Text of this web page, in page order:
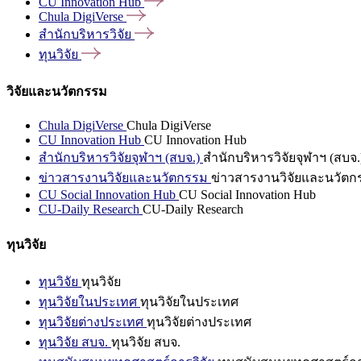
Chula DigiVerse
สำนักบริหารวิจัย
ทุนวิจัย
วิจัยและนวัตกรรม
Chula DigiVerse Chula DigiVerse
CU Innovation Hub CU Innovation Hub
สำนักบริหารวิจัยจุฬาฯ (สบจ.) สำนักบริหารวิจัยจุฬาฯ (สบจ
ข่าวสารงานวิจัยและนวัตกรรม ข่าวสารงานวิจัยและนวัตก
CU Social Innovation Hub CU Social Innovation Hub
CU-Daily Research CU-Daily Research
ทุนวิจัย
ทุนวิจัย ทุนวิจัย
ทุนวิจัยในประเทศ ทุนวิจัยในประเทศ
ทุนวิจัยต่างประเทศ ทุนวิจัยต่างประเทศ
ทุนวิจัย สบจ. ทุนวิจัย สบจ.